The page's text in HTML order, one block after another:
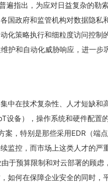
指出，为应对日益复杂的勒
政府和监管机构对数据隐私
化策略执行和细粒度访问控制
护和自动化威胁响应，进一步
中在技术复杂性、人才短缺和
设备），操作系统和硬件配置
，特别是那些采用EDR（端
监控，而市场上这类人才的严
于预算限制和对云部署的顾
如何在保障企业安全的同时，